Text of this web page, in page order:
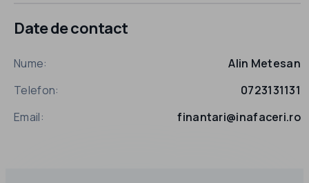
Date de contact
Nume:
Alin Metesan
Telefon:
0723131131
Email:
finantari@inafaceri.ro